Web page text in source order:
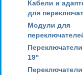
Кабели и
для
Модули для
Переключатели
19"